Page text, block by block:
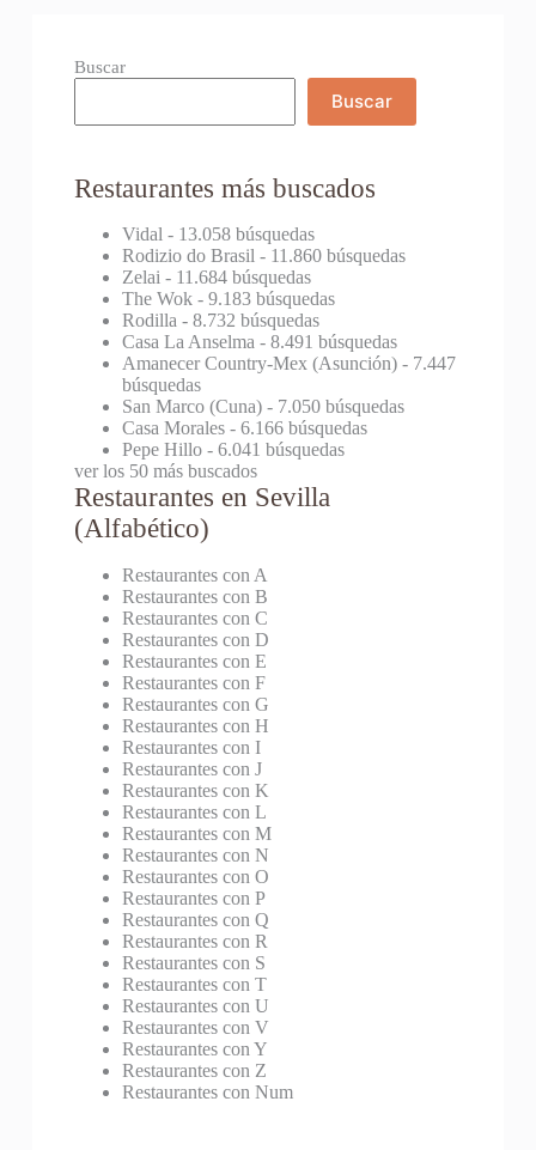
Buscar
Buscar
Restaurantes más buscados
Vidal - 13.058 búsquedas
Rodizio do Brasil - 11.860 búsquedas
Zelai - 11.684 búsquedas
The Wok- 9.183 búsquedas
Rodilla - 8.732 búsquedas
Casa La Anselma - 8.491 búsquedas
Amanecer Country-Mex (Asunción)- 7.447
búsquedas
San Marco (Cuna)- 7.050 búsquedas
Casa Morales- 6.166 búsquedas
Pepe Hillo- 6.041 búsquedas
ver los 50 más buscados
Restaurantes en Sevilla
(Alfabético)
Restaurantes con A
Restaurantes con B
Restaurantes con C
Restaurantes con D
Restaurantes con E
Restaurantes con F
Restaurantes con G
Restaurantes con H
Restaurantes con I
Restaurantes con J
Restaurantes con K
Restaurantes con L
Restaurantes con M
Restaurantes con N
Restaurantes con O
Restaurantes con P
Restaurantes con Q
Restaurantes con R
Restaurantes con S
Restaurantes con T
Restaurantes con U
Restaurantes con V
Restaurantes con Y
Restaurantes con Z
Restaurantes con Num